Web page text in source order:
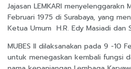
Jajasan LEMKARI menyelenggarakn
Februari 1975 di Surabaya, yang
Ketua Umum H.R. Edy Masiadi dan
MUBES II dilaksanakan pada 9 -10
untuk menegaskan kembali fungsi